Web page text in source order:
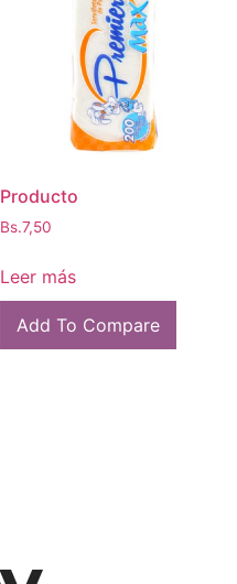
Producto
Bs.7,50
Leer más
Add To Compare